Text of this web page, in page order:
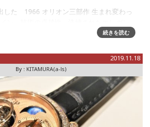
した 1966 オリオン三部作 生まれ変わっ
い 1966 オリオンはそのすべてを備えてい
続きを読む
2019.11.18
By : KITAMURA(a-ls)